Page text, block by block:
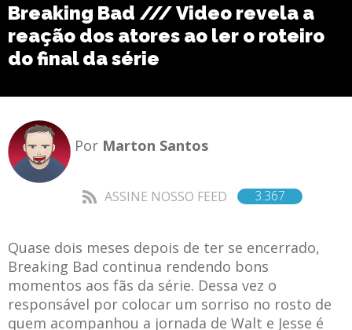
Breaking Bad /// Video revela a
reação dos atores ao ler o roteiro
do final da série
Por Marton Santos
ASSINE NOSSO FEED 3.367
Quase dois meses depois de ter se encerrado,
Breaking Bad continua rendendo bons
momentos aos fãs da série. Dessa vez o
responsável por colocar um sorriso no rosto de
quem acompanhou a jornada de Walt e Jesse é